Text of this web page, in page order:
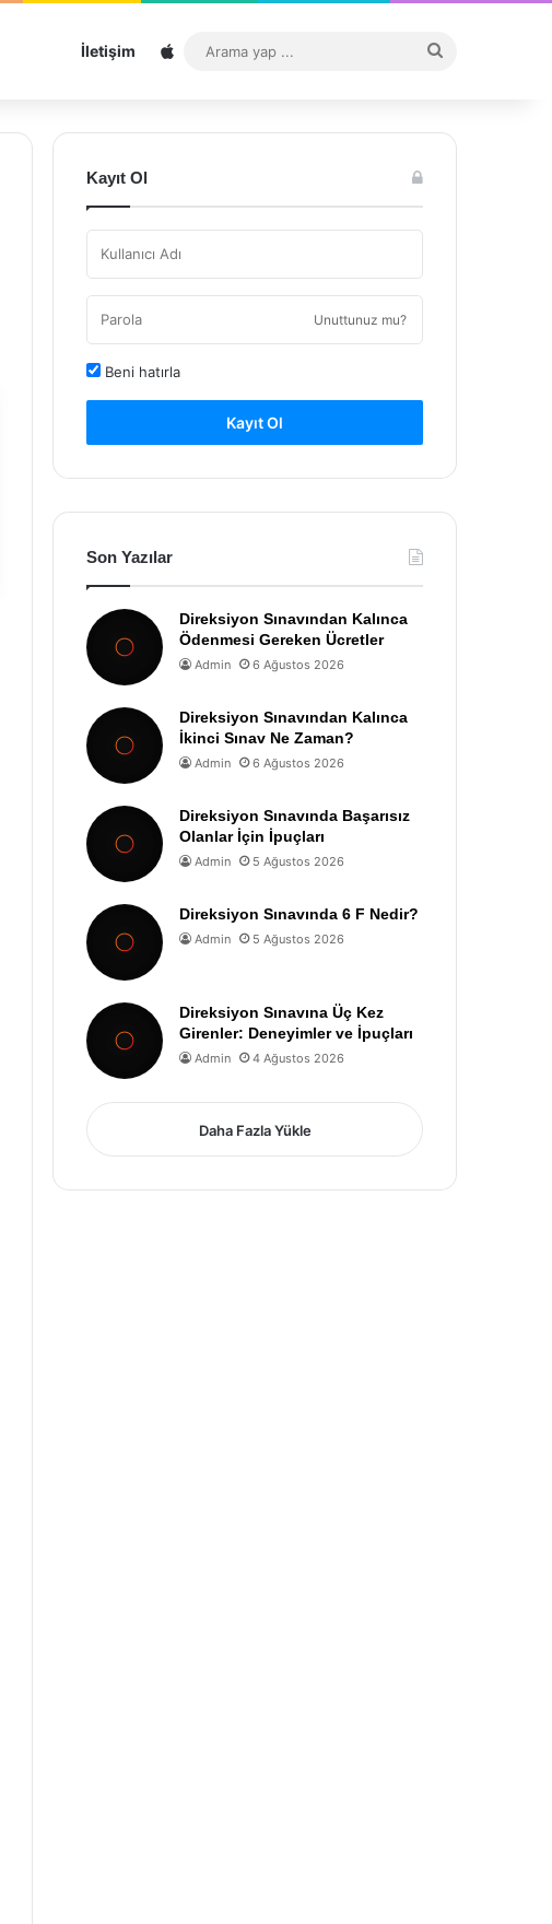
İletişim Sitemap
...
Kayıt Ol
Unuttunuz mu?
Beni hatırla
Kayıt Ol
Son Yazılar
Direksiyon Sınavından Kalınca
Ödenmesi Gereken Ücretler
Admin 6 Ağustos 2026
Direksiyon Sınavından Kalınca
İkinci Sınav Ne Zaman?
Admin 6 Ağustos 2026
Direksiyon Sınavında Başarısız
Olanlar İçin İpuçları
Admin 5 Ağustos 2026
Direksiyon Sınavında 6 F Nedir?
Admin 5 Ağustos 2026
Direksiyon Sınavına Üç Kez
Girenler: Deneyimler ve İpuçları
Admin 4 Ağustos 2026
Daha Fazla Yükle